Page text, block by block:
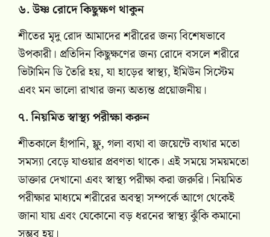
৬. উষ্ণ রোদে কিছুক্ষণ থাকুন
শীতের মৃদু রোদ আমাদের শরীরের জন্য বিশেষভাবে
উপকারী। প্রতিদিন কিছুক্ষণের জন্য রোদে বসলে শরীরে
ভিটামিন ডি তৈরি হয়, যা হাড়ের স্বাস্থ্য, ইমিউন সিস্টেম
এবং মন ভালো রাখার জন্য অত্যন্ত প্রয়োজনীয়।
৭. নিয়মিত স্বাস্থ্য পরীক্ষা করুন
শীতকালে হাঁপানি, ফ্লু, গলা ব্যথা বা জয়েন্টে ব্যথার মতো
সমস্যা বেড়ে যাওয়ার প্রবণতা থাকে। এই সময়ে সময়মতো
ডাক্তার দেখানো এবং স্বাস্থ্য পরীক্ষা করা জরুরি। নিয়মিত
পরীক্ষার মাধ্যমে শরীরের অবস্থা সম্পর্কে আগে থেকেই
জানা যায় এবং যেকোনো বড় ধরনের স্বাস্থ্য ঝুঁকি কমানো